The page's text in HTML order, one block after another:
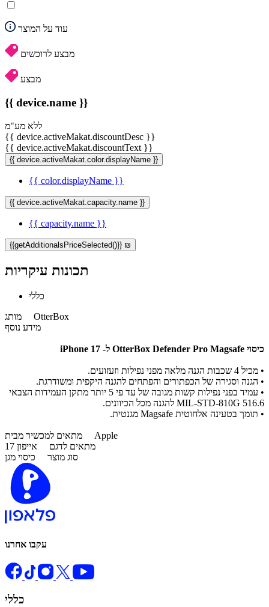
עוד על המוצר
מבצע לרוכשים
מבצע
{{ device.name }}
ללא מע"מ
{{ device.activeMakat.discountDesc }}
{{ device.activeMakat.discountText }}
{{ device.activeMakat.color.displayName }}
{{ color.displayName }}
{{ device.activeMakat.capacity.name }}
{{ capacity.name }}
{{getAdditionalsPriceSelected()}} ₪
תכונות עיקריות
כללי
מותג OtterBox
מידע נוסף
כיסוי OtterBox Defender Pro Magsafe ל- iPhone 17
• מכיל 4 שכבות הגנה מלאה מפני נפילות וזעזועים.
• הגנה וסגירה של הכפתורים והפתחים להגנה היקפית ומשודרגת.
•
עמיד בפני נפילות קשות מגובה של עד פי 5 יותר מתקן העמידות הצבאי
MIL-STD-810G 516.6 להגנה מכל הכיוונים.
• תומך בטעינה אלחוטית Magsafe מגנטית.
מתאים למכשיר מבית Apple
מתאים לדגם אייפון 17
סוג מוצר כיסוי מגן
עקבו אחרנו
כללי